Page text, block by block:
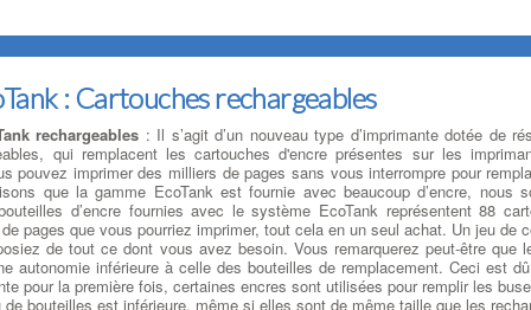
: Cartouches rechargeables
rechargeables : Il s’agit d’un nouveau type d’imprimante dotée de
qui remplacent les cartouches d'encre présentes sur les
pouvez imprimer des milliers de pages sans vous interrompre pour
que la gamme EcoTank est fournie avec beaucoup d’encre, nous
d’encre fournies avec le système EcoTank représentent 88
pages que vous pourriez imprimer, tout cela en un seul achat. Un jeu de
de tout ce dont vous avez besoin. Vous remarquerez peut-être que
autonomie inférieure à celle des bouteilles de remplacement. Ceci est
pour la première fois, certaines encres sont utilisées pour remplir les
de bouteilles est inférieure, même si elles sont de même taille que les